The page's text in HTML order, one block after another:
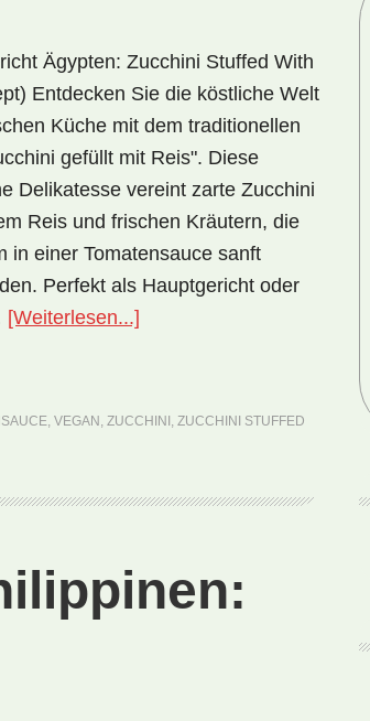
Ägypten: Zucchini Stuffed With
Entdecken Sie die köstliche Welt
Küche mit dem traditionellen
gefüllt mit Reis". Diese
Delikatesse vereint zarte Zucchini
Reis und frischen Kräutern, die
in einer Tomatensauce sanft
Perfekt als Hauptgericht oder
[Weiterlesen...]
Stuffed
(Rezept)
, VEGAN , ZUCCHINI , ZUCCHINI STUFFED